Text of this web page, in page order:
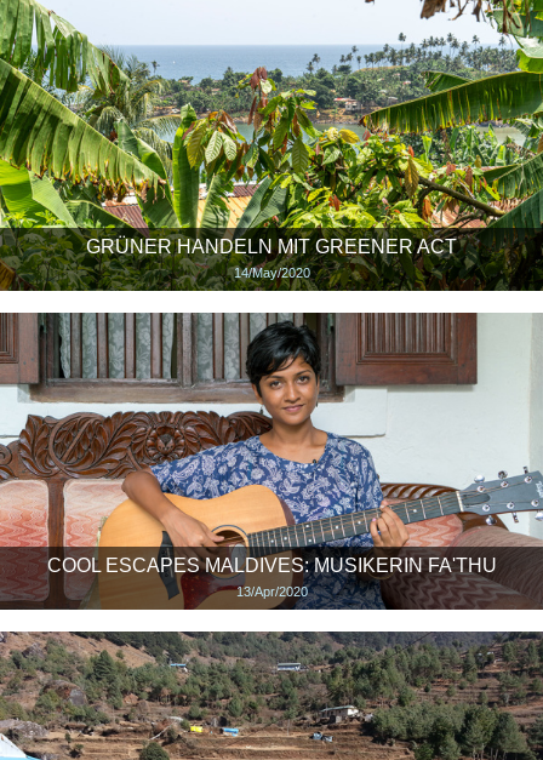
GRÜNER HANDELN MIT GREENER ACT
14/May/2020
COOL ESCAPES MALDIVES: MUSIKERIN FA'THU
13/Apr/2020